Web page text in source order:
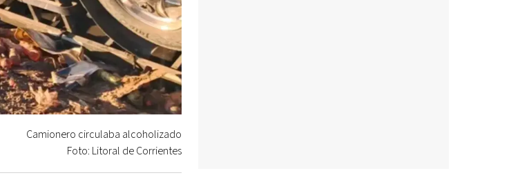
Camionero circulaba alcoholizado
Foto: Litoral de Corrientes